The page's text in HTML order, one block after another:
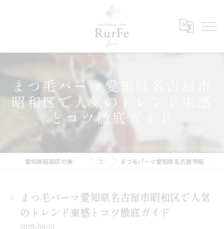
まつ毛パーマ愛知県名古屋市
昭和区で人気のトレンド束感
とコツ徹底ガイド
愛知県昭和区の美容院ならRurFe【ルルフェ】 コラム まつ毛パーマ愛知県名古屋市昭和区で人気のトレンド束感とコツ徹底ガイド
まつ毛パーマ愛知県名古屋市昭和区で人気
のトレンド束感とコツ徹底ガイド
2025/09/21